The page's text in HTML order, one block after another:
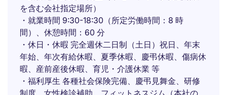
を含む会社指定場所）
・就業時間 9:30-18:30（所定労働時間：8 時
間）、休憩時間：60 分
・休日・休暇 完全週休二日制（土日）祝日、年末
年始、年次有給休暇、夏季休暇、慶弔休暇、傷病休
暇、産前産後休暇、育児・介護休業 等
・福利厚生 各種社会保険完備、慶弔見舞金、研修
制度、女性検診補助、フィットネスジム（本社の